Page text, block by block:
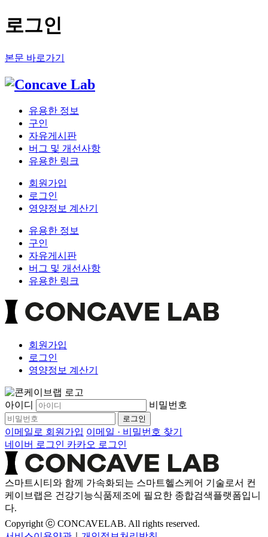
로그인
본문 바로가기
유용한 정보
구인
자유게시판
버그 및 개선사항
유용한 링크
회원가입
로그인
영양정보 계산기
유용한 정보
구인
자유게시판
버그 및 개선사항
유용한 링크
회원가입
로그인
영양정보 계산기
아이디 비밀번호
로그인
이메일로 회원가입 이메일 · 비밀번호 찾기
네이버 로그인 카카오 로그인
스마트시티와 함께 가속화되는 스마트헬스케어 기술로서 컨
케이브랩은 건강기능식품제조에 필요한 종합검색플랫폼입니
다.
Copyright ⓒ CONCAVELAB. All rights reserved.